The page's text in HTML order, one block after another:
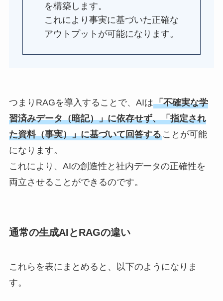
を構築します。
これにより事実に基づいた正確な
アウトプットが可能になります。
つまりRAGを導入することで、AIは「不確実な学
習済みデータ（暗記）」に依存せず、「指定され
た資料（事実）」に基づいて回答することが可能
になります。
これにより、AIの創造性と社内データの正確性を
両立させることができるのです。
通常の生成AIとRAGの違い
これらを表にまとめると、以下のようになりま
す。